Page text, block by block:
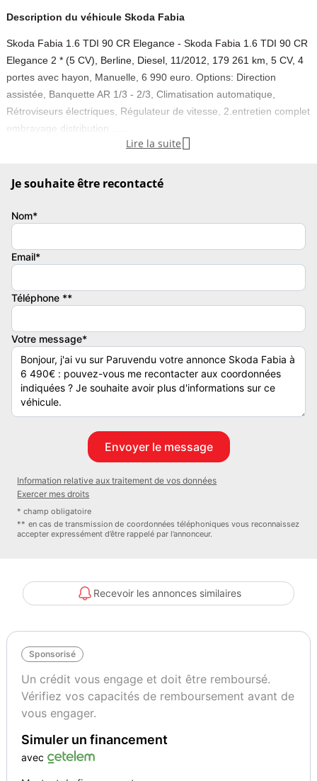
Description du véhicule Skoda Fabia
Skoda Fabia 1.6 TDI 90 CR Elegance - Skoda Fabia 1.6 TDI 90 CR
Elegance 2 * (5 CV), Berline, Diesel, 11/2012, 179 261 km, 5 CV, 4
portes avec hayon, Manuelle, 6 990 euro. Options: Direction
assistée, Banquette AR 1/3 - 2/3, Climatisation automatique,
Rétroviseurs électriques, Régulateur de vitesse, 2.entretien complet
embrayage distribution .......
Garantie mécanique
6 mois
Lire la suite 
Je souhaite être recontacté
Nom*
Email*
Téléphone **
Votre message*
Information relative aux traitement de vos données
Exercer mes droits
* champ obligatoire
** en cas de transmission de coordonnées téléphoniques vous reconnaissez
accepter expressément d’être rappelé par l’annonceur.
Recevoir les annonces similaires
Sponsorisé
Un crédit vous engage et doit être remboursé.
Vérifiez vos capacités de remboursement avant de
vous engager.
Simuler un financement
avec